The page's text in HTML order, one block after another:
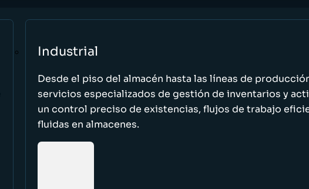
Industrial
Desde el piso del almacén hasta las líneas de
servicios especializados de gestión de inventarios y
un control preciso de existencias, flujos de trabajo
fluidas en almacenes.